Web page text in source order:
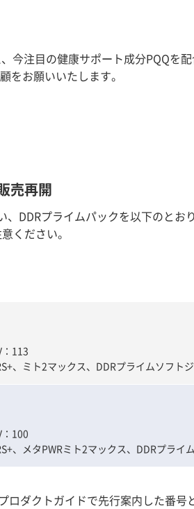
今注目の健康サポート成分PQQを
をお願いいたします。
売再開
、DDRプライムパックを以下のと
ください。
113
、ミト2マックス、DDRプライムソフト
100
、メタPWRミト2マックス、DDRプライ
ダクトガイドで先行案内した番号